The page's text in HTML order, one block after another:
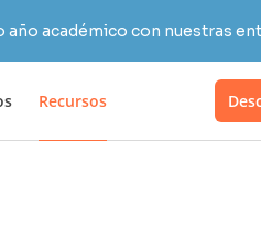
año académico con nuestras
Recursos